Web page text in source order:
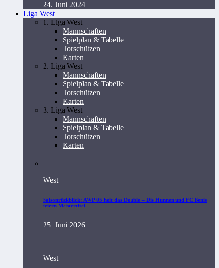
24. Juni 2024
Liga West
1. Liga West
Mannschaften
Spielplan & Tabelle
Torschützen
Karten
2. Liga West
Mannschaften
Spielplan & Tabelle
Torschützen
Karten
3. Liga West
Mannschaften
Spielplan & Tabelle
Torschützen
Karten
West
Saisonrückblick: AWP 05 holt das Double – Die Hunnen und FC Benis
feiern Meistertitel
25. Juni 2026
West